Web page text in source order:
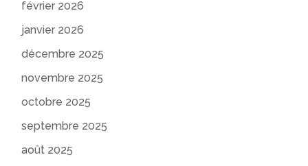
février 2026
janvier 2026
décembre 2025
novembre 2025
octobre 2025
septembre 2025
août 2025